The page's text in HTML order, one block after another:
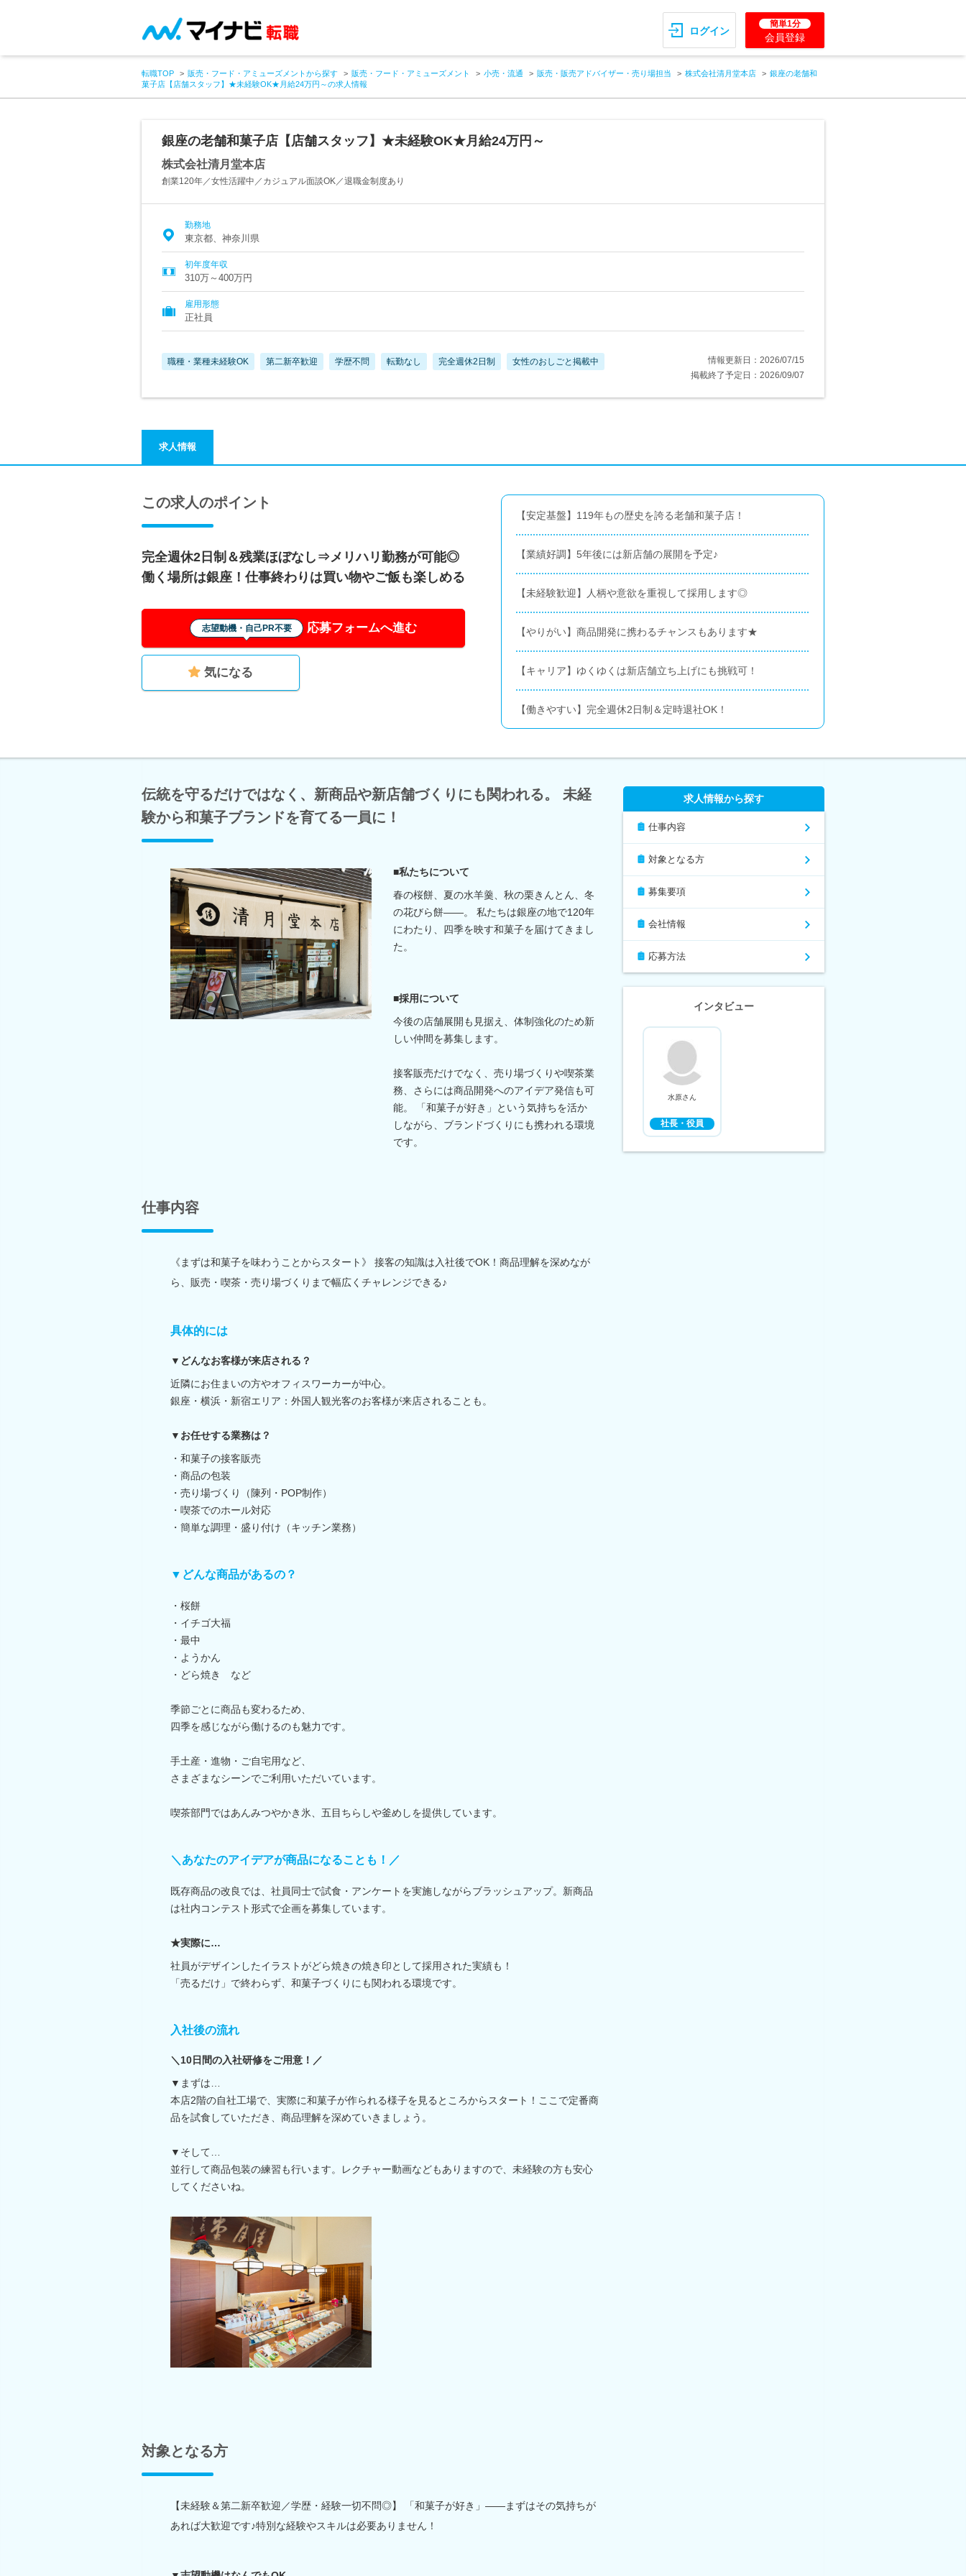
ログイン
簡単1分
会員登録
転職TOP 販売・フード・アミューズメントから探す 販売・フード・アミューズメント 小売・流通 販売・販売アドバイザー・売り場担当 株式会社清月堂本店
銀座の老舗和
菓子店【店舗スタッフ】★未経験OK★月給24万円～の求人情報
銀座の老舗和菓子店【店舗スタッフ】★未経験OK★月給24万円～
株式会社清月堂本店
創業120年／女性活躍中／カジュアル面談OK／退職金制度あり
勤務地
東京都、神奈川県
初年度年収
310万～400万円
雇用形態
正社員
職種・業種未経験OK 第二新卒歓迎 学歴不問 転勤なし 完全週休2日制 女性のおしごと掲載中
情報更新日：2026/07/15
掲載終了予定日：2026/09/07
求人情報
この求人のポイント
完全週休2日制＆残業ほぼなし⇒メリハリ勤務が可能◎
働く場所は銀座！仕事終わりは買い物やご飯も楽しめる
志望動機・自己PR不要 応募フォームへ進む
気になる
【安定基盤】119年もの歴史を誇る老舗和菓子店！
【業績好調】5年後には新店舗の展開を予定♪
【未経験歓迎】人柄や意欲を重視して採用します◎
【やりがい】商品開発に携わるチャンスもあります★
【キャリア】ゆくゆくは新店舗立ち上げにも挑戦可！
【働きやすい】完全週休2日制＆定時退社OK！
伝統を守るだけではなく、新商品や新店舗づくりにも関われる。 未経
験から和菓子ブランドを育てる一員に！
■私たちについて
春の桜餅、夏の水羊羹、秋の栗きんとん、冬
の花びら餅――。 私たちは銀座の地で120年
にわたり、四季を映す和菓子を届けてきまし
た。
■採用について
今後の店舗展開も見据え、体制強化のため新
しい仲間を募集します。
接客販売だけでなく、売り場づくりや喫茶業
務、さらには商品開発へのアイデア発信も可
能。 「和菓子が好き」という気持ちを活か
しながら、ブランドづくりにも携われる環境
です。
仕事内容
《まずは和菓子を味わうことからスタート》 接客の知識は入社後でOK！商品理解を深めなが
ら、販売・喫茶・売り場づくりまで幅広くチャレンジできる♪
具体的には
▼どんなお客様が来店される？
近隣にお住まいの方やオフィスワーカーが中心。
銀座・横浜・新宿エリア：外国人観光客のお客様が来店されることも。
▼お任せする業務は？
・和菓子の接客販売
・商品の包装
・売り場づくり（陳列・POP制作）
・喫茶でのホール対応
・簡単な調理・盛り付け（キッチン業務）
▼どんな商品があるの？
・桜餅
・イチゴ大福
・最中
・ようかん
・どら焼き など
季節ごとに商品も変わるため、
四季を感じながら働けるのも魅力です。
手土産・進物・ご自宅用など、
さまざまなシーンでご利用いただいています。
喫茶部門ではあんみつやかき氷、五目ちらしや釜めしを提供しています。
＼あなたのアイデアが商品になることも！／
既存商品の改良では、社員同士で試食・アンケートを実施しながらブラッシュアップ。新商品
は社内コンテスト形式で企画を募集しています。
★実際に…
社員がデザインしたイラストがどら焼きの焼き印として採用された実績も！
「売るだけ」で終わらず、和菓子づくりにも関われる環境です。
入社後の流れ
＼10日間の入社研修をご用意！／
▼まずは…
本店2階の自社工場で、実際に和菓子が作られる様子を見るところからスタート！ここで定番商
品を試食していただき、商品理解を深めていきましょう。
▼そして…
並行して商品包装の練習も行います。レクチャー動画などもありますので、未経験の方も安心
してくださいね。
対象となる方
【未経験＆第二新卒歓迎／学歴・経験一切不問◎】 「和菓子が好き」――まずはその気持ちが
あれば大歓迎です♪特別な経験やスキルは必要ありません！
求人情報から探す
仕事内容
対象となる方
募集要項
会社情報
応募方法
インタビュー
水原さん
社長・役員